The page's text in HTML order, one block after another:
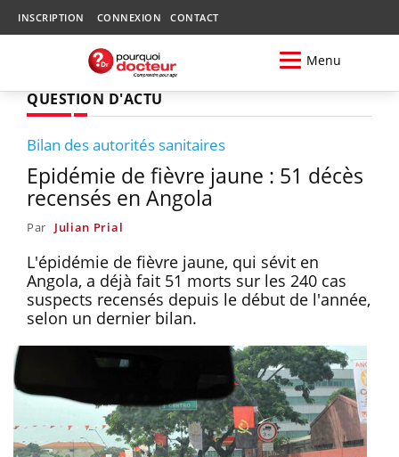
INSCRIPTION CONNEXION CONTACT
Menu
QUESTION D'ACTU
Bilan des autorités sanitaires
Epidémie de fièvre jaune : 51 décès
recensés en Angola
Par Julian Prial
L'épidémie de fièvre jaune, qui sévit en
Angola, a déjà fait 51 morts sur les 240 cas
suspects recensés depuis le début de l'année,
selon un dernier bilan.